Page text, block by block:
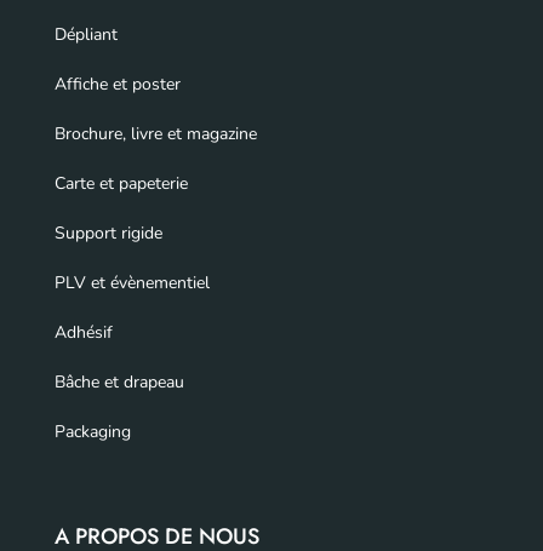
Dépliant
Affiche et poster
Brochure, livre et magazine
Carte et papeterie
Support rigide
PLV et évènementiel
Adhésif
Bâche et drapeau
Packaging
A PROPOS DE NOUS